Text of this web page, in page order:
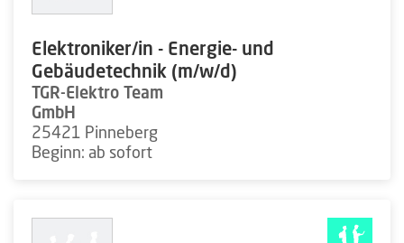
Elektroniker/in - Energie- und
Gebäudetechnik (m/w/d)
TGR-Elektro Team
GmbH
25421 Pinneberg
Beginn: ab sofort